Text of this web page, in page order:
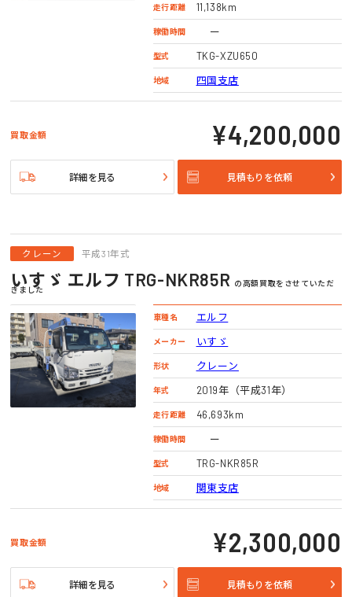
走行距離 11,138km
稼働時間 ー
型式 TKG-XZU650
地域 四国支店
買取金額 ¥4,200,000
詳細を見る 見積もりを依頼
クレーン 平成31年式
いすゞ エルフ TRG-NKR85R の高額買取をさせていただ
きました
車種名 エルフ
メーカー いすゞ
形状 クレーン
年式 2019年（平成31年）
走行距離 46,693km
稼働時間 ー
型式 TRG-NKR85R
地域 関東支店
買取金額 ¥2,300,000
詳細を見る 見積もりを依頼